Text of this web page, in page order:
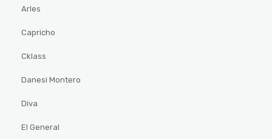
Arles
Capricho
Cklass
Danesi Montero
Diva
El General